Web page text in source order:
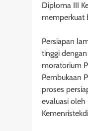
Diploma III
memperkuat
Persiapan
tinggi
moratorium
Pembukaan
proses
evaluasi oleh